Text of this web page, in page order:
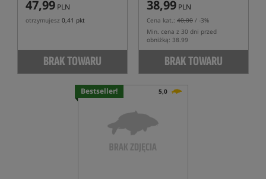
47,99 PLN
otrzymujesz 0,41 pkt
BRAK TOWARU
38,99 PLN
Cena kat.: 40,00 / -3%
Min. cena z 30 dni przed
obniżką: 38.99
BRAK TOWARU
Bestseller! 5,0